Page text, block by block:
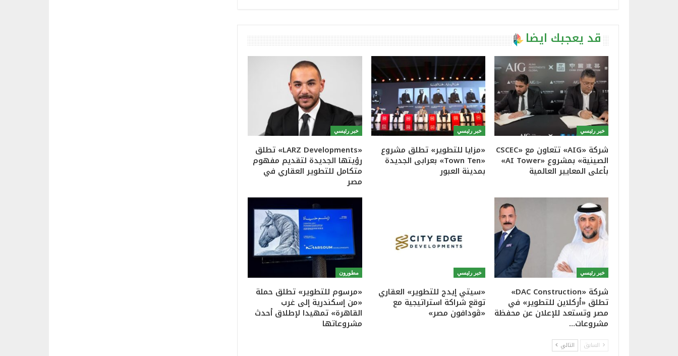
قد يعجبك ايضا
خبر رئيسي
شركة «AIG» تتعاون مع «CSCEC
الصينية» بمشروع «AI Tower»
بأعلى المعايير العالمية
خبر رئيسي
«مزايا للتطوير» تطلق مشروع
«Town Ten» بعرابى الجديدة
بمدينة العبور
خبر رئيسي
«LARZ Developments» تطلق
رؤيتها الجديدة لتقديم مفهوم
متكامل للتطوير العقاري في
مصر
خبر رئيسي
شركة «DAC Construction»
تطلق «أركلاين للتطوير» في
مصر وتستعد للإعلان عن محفظة
مشروعات…
خبر رئيسي
«سيتي إيدج للتطوير» العقاري
توقع شراكة استراتيجية مع
«ڤودافون مصر»
مطورون
«مرسوم للتطوير» تطلق حملة
«من إسكندرية إلى غرب
القاهرة» تمهيدا لإطلاق أحدث
مشروعاتها
السابق التالي